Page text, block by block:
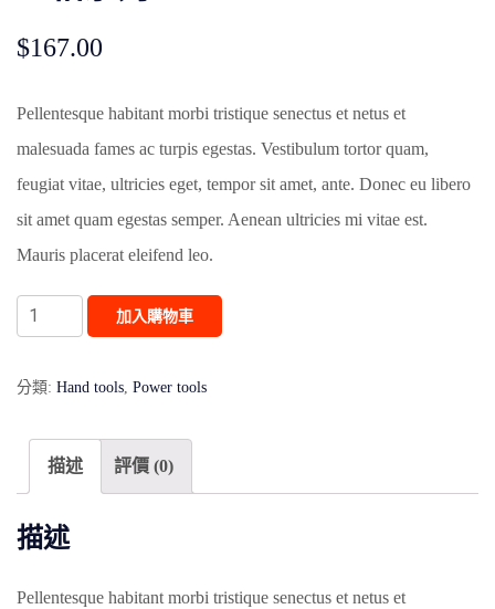
$167.00
Pellentesque habitant morbi tristique senectus et netus et
malesuada fames ac turpis egestas. Vestibulum tortor quam,
feugiat vitae, ultricies eget, tempor sit amet, ante. Donec eu libero
sit amet quam egestas semper. Aenean ultricies mi vitae est.
Mauris placerat eleifend leo.
三
系
量
加入購物車
分類: Hand tools, Power tools
描述 評價 (0)
描述
Pellentesque habitant morbi tristique senectus et netus et